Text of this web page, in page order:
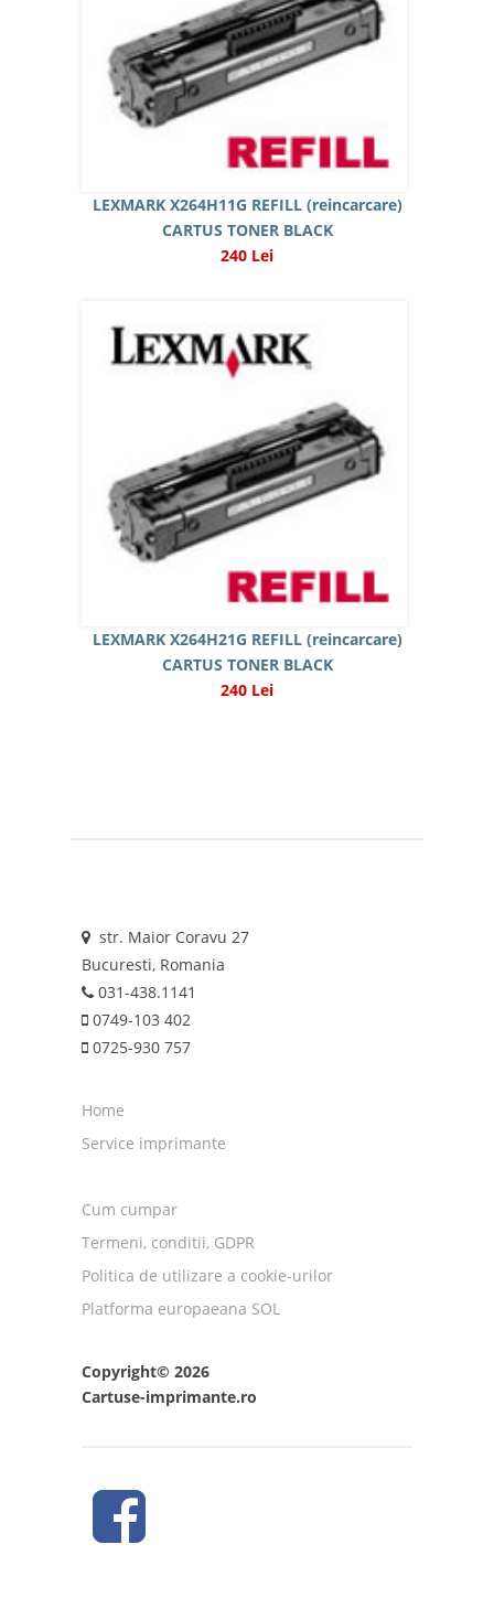
LEXMARK X264H11G REFILL (reincarcare)
CARTUS TONER BLACK
240 Lei
LEXMARK X264H21G REFILL (reincarcare)
CARTUS TONER BLACK
240 Lei
str. Maior Coravu 27
Bucuresti, Romania
031-438.1141
0749-103 402
0725-930 757
Home
Service imprimante
Cum cumpar
Termeni, conditii, GDPR
Politica de utilizare a cookie-urilor
Platforma europaeana SOL
Copyright© 2026
Cartuse-imprimante.ro